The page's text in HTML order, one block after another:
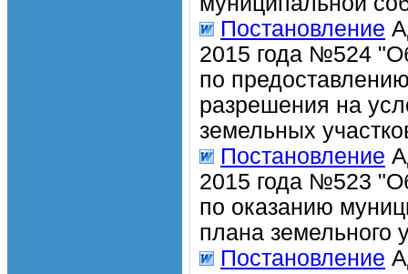
Постановление
2015 года №524
по
разрешения на
земельных
Постановление
2015 года №523
по оказанию
плана земельного
Постановление